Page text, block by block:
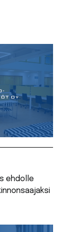
ehdolle